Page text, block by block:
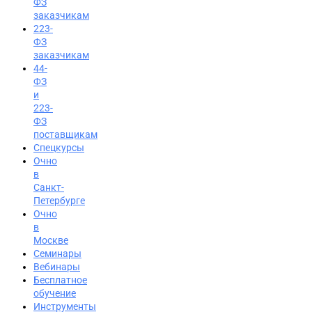
Вход на портал
8 (495) 228-47-43
заказчикам
223-
ФЗ
заказчикам
44-
ФЗ
и
223-
ФЗ
поставщикам
Спецкурсы
Очно
в
Санкт-
Петербурге
Очно
в
Москве
Семинары
Вебинары
Бесплатное
обучение
Инструменты